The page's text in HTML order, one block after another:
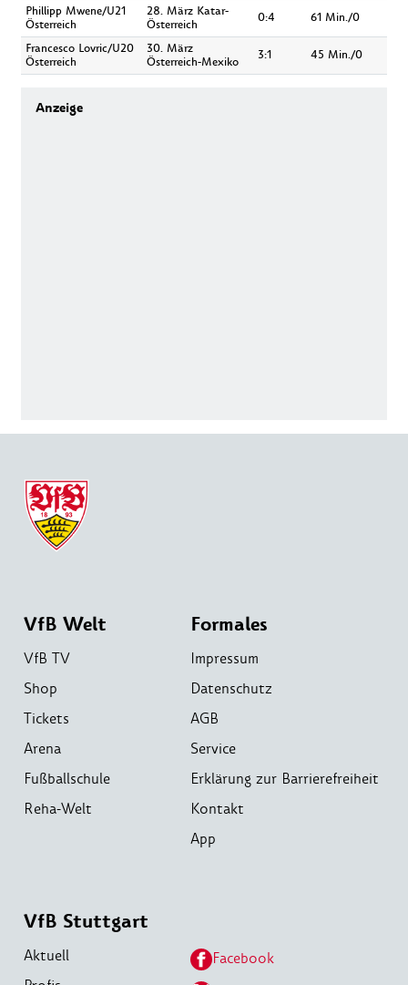
Phillipp Mwene/U21
Österreich
28. März Katar-
Österreich
0:4 61 Min./0
Francesco Lovric/U20
Österreich
30. März
Österreich-Mexiko
3:1 45 Min./0
VfB Welt
VfB TV
Shop
Tickets
Arena
Fußballschule
Reha-Welt
Formales
Impressum
Datenschutz
AGB
Service
Erklärung zur Barrierefreiheit
Kontakt
App
VfB Stuttgart
Aktuell
Facebook